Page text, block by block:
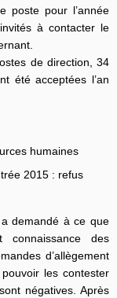
poste pour l’année
à contacter le
de direction, 34
été acceptées l’an
humaines
2015 : refus
demandé à ce que
connaissance des
d’allègement
les contester
négatives. Après